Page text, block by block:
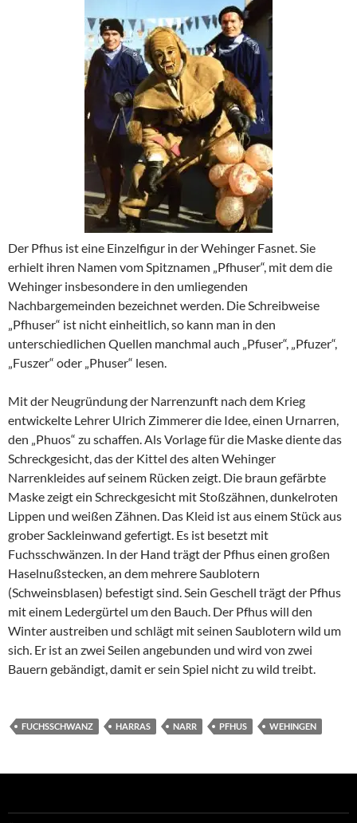
Der Pfhus ist eine Einzelfigur in der Wehinger Fasnet. Sie
erhielt ihren Namen vom Spitznamen „Pfhuser“, mit dem die
Wehinger insbesondere in den umliegenden
Nachbargemeinden bezeichnet werden. Die Schreibweise
„Pfhuser“ ist nicht einheitlich, so kann man in den
unterschiedlichen Quellen manchmal auch „Pfuser“, „Pfuzer“,
„Fuszer“ oder „Phuser“ lesen.
Mit der Neugründung der Narrenzunft nach dem Krieg
entwickelte Lehrer Ulrich Zimmerer die Idee, einen Urnarren,
den „Phuos“ zu schaffen. Als Vorlage für die Maske diente das
Schreckgesicht, das der Kittel des alten Wehinger
Narrenkleides auf seinem Rücken zeigt. Die braun gefärbte
Maske zeigt ein Schreckgesicht mit Stoßzähnen, dunkelroten
Lippen und weißen Zähnen. Das Kleid ist aus einem Stück aus
grober Sackleinwand gefertigt. Es ist besetzt mit
Fuchsschwänzen. In der Hand trägt der Pfhus einen großen
Haselnußstecken, an dem mehrere Saublotern
(Schweinsblasen) befestigt sind. Sein Geschell trägt der Pfhus
mit einem Ledergürtel um den Bauch. Der Pfhus will den
Winter austreiben und schlägt mit seinen Saublotern wild um
sich. Er ist an zwei Seilen angebunden und wird von zwei
Bauern gebändigt, damit er sein Spiel nicht zu wild treibt.
FUCHSSCHWANZ HARRAS NARR PFHUS WEHINGEN